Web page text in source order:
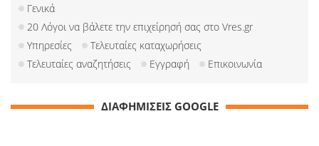
Γενικά
20 Λόγοι να βάλετε την επιχείρησή σας στο Vres.gr
Υπηρεσίες
Τελευταίες καταχωρήσεις
Τελευταίες αναζητήσεις
Εγγραφή Επικοινωνία
ΔΙΑΦΗΜΙΣΕΙΣ GOOGLE